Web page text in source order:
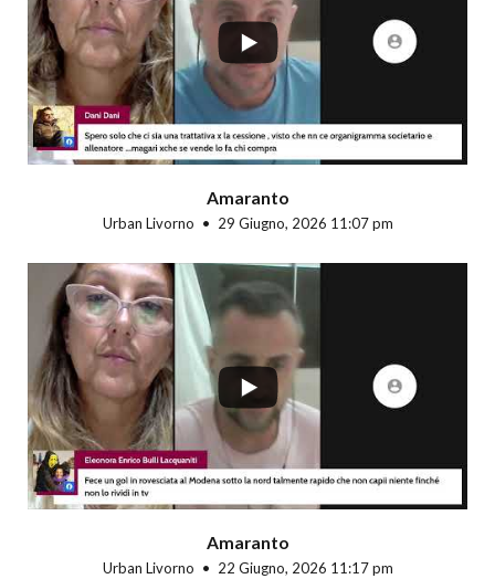
Amaranto
Urban Livorno 29 Giugno, 2026 11:07 pm
Amaranto
Urban Livorno 22 Giugno, 2026 11:17 pm